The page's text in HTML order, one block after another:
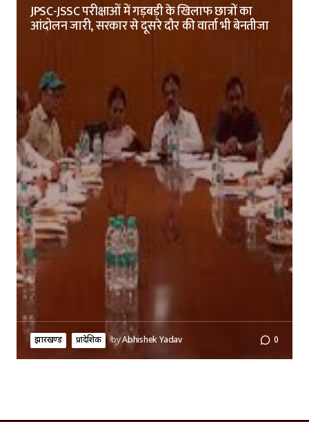
JPSC-JSSC परीक्षाओं में गड़बड़ी के खिलाफ छात्रों का
आंदोलन जारी, सरकार से दूसरे दौर की वार्ता भी बेनतीजा
झारखण्ड प्रादेशिक byAbhishek Yadav 0